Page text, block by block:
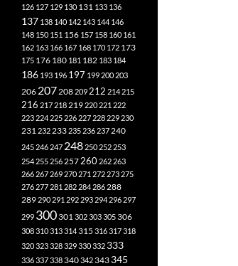
126 127 129 130 131 133 136
137 138 140 142 143 144 146
148 150 151 156 157 158 160 161
162 163 166 167 168 170 172 173
175 176 180 181 182 183 184
186 193 196 197 199 200 203
206 207 208 209 212 214 215
216 217 218219 220 221 222
223 224 225 226 227 228 229 230
231 232 233 235 236 237240
245 246 247248 250 252 253
254 255 256257 260 262 263
266 267 269 270 271 272 273 275
276 277 281 282 284 286 288
289 290 291 292 293 294 296 297
299 300301302303305306
308310313314315 316317318
320323328329330332 333
336337338340342343 345